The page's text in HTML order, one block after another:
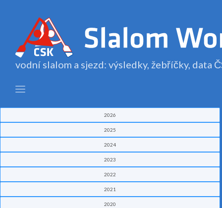
vodní slalom a sjezd: výsledky, žebříčky, data
2026
2025
2024
2023
2022
2021
2020